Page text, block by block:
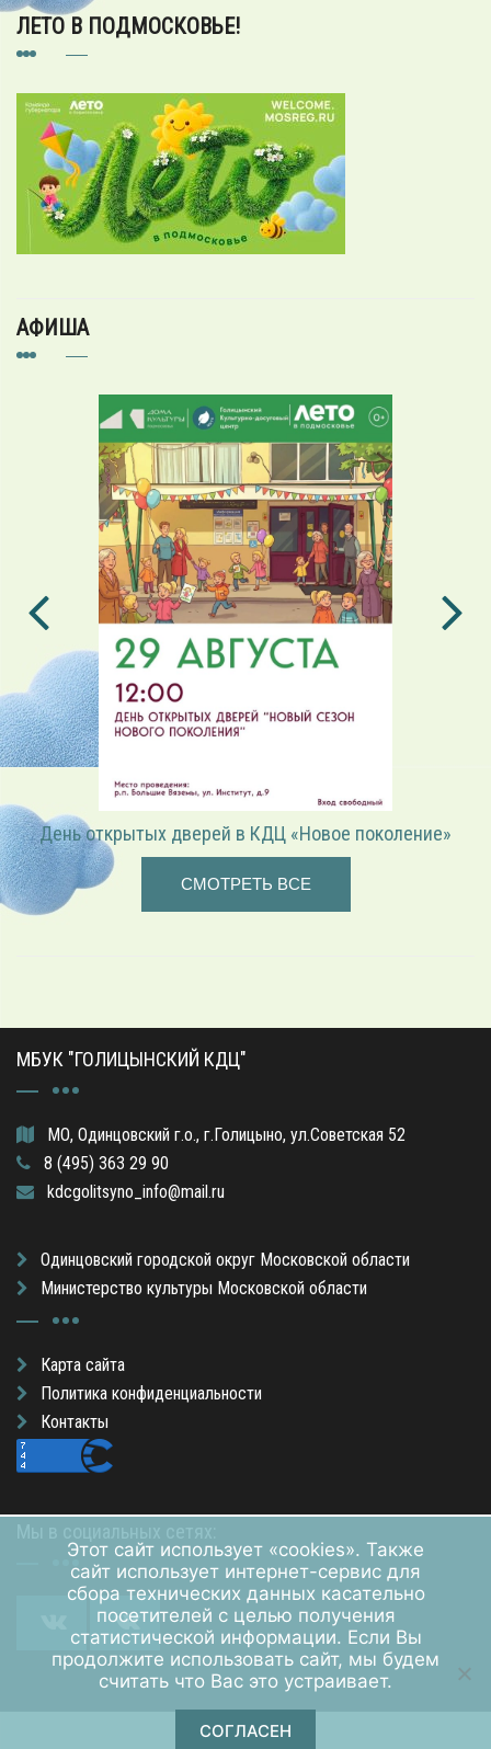
ЛЕТО В ПОДМОСКОВЬЕ!
АФИША
«Играем в режиссёра» — театрализованная программа
СМОТРЕТЬ ВСЕ
МБУК "ГОЛИЦЫНСКИЙ КДЦ"
МО, Одинцовский г.о., г.Голицыно, ул.Советская 52
8 (495) 363 29 90
kdcgolitsyno_info@mail.ru
Одинцовский городской округ Московской области
Министерство культуры Московской области
Карта сайта
Политика конфиденциальности
Контакты
Этот сайт использует «cookies». Также
сайт использует интернет-сервис для
сбора технических данных касательно
посетителей с целью получения
статистической информации. Если Вы
продолжите использовать сайт, мы будем
считать что Вас это устраивает.
СОГЛАСЕН